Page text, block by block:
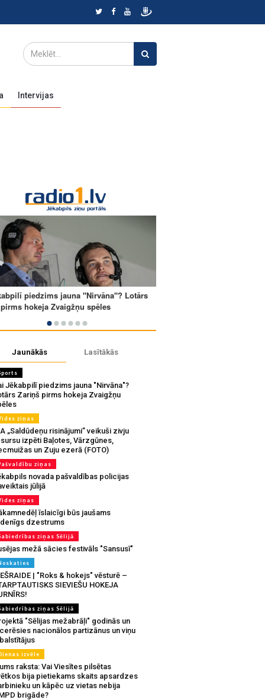
Intervijas
Jaunākās Lasītākās
Jēkabpilī piedzims jauna "Nirvāna"?
Zariņš pirms hokeja Zvaigžņu
ziņas
„Saldūdeņu risinājumi” veikuši zivju
izpēti Baļotes, Vārzgūnes,
un Zuju ezerā (FOTO)
ziņas
novada pašvaldības policijas
jūlijā
ziņas
īslaicīgi būs jaušams
dzestrums
ziņas Sēlijā
mežā sācies festivāls "Sansusī"
| "Roks & hokejs" vēsturē –
SIEVIEŠU HOKEJA
ziņas Sēlijā
"Sēlijas mežabrāļi" godinās un
nacionālos partizānus un viņu
izvēle
raksta: Vai Viesītes pilsētas
bija pietiekams skaits apsardzes
un kāpēc uz vietas nebija
brigāde?